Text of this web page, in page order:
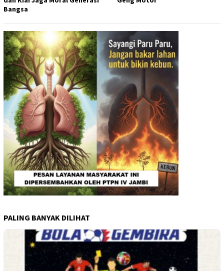
Bangsa
PALING BANYAK DILIHAT